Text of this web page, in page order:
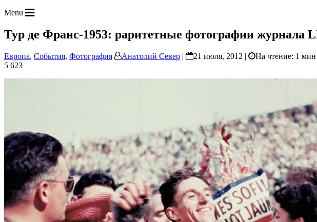
Menu
Тур де Франс-1953: раритетные фотографии журнала
Европа, События, Фотография Анатолий Север | 21 июля, 2012 | На чтение: 1 мин
5 623